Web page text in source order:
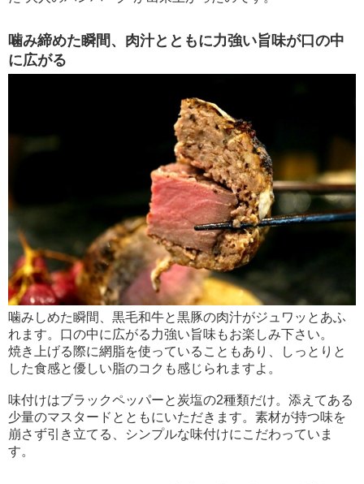
噛み締めた瞬間、肉汁とともに力強い旨味が口の中
に広がる
噛みしめた瞬間、黒毛和牛と黒豚の肉汁がジュワッとあふ
れます。口の中に広がる力強い旨味もお楽しみ下さい。
焼き上げる際に網脂を使っていることもあり、しっとりと
した食感と優しい脂のコクも感じられますよ。
味付けはブラックペッパーと炭塩の2種類だけ。添えてある
少量のマスタードとともにいただきます。素材が持つ味を
崩さず引き立てる、シンプルな味付けにこだわっていま
す。